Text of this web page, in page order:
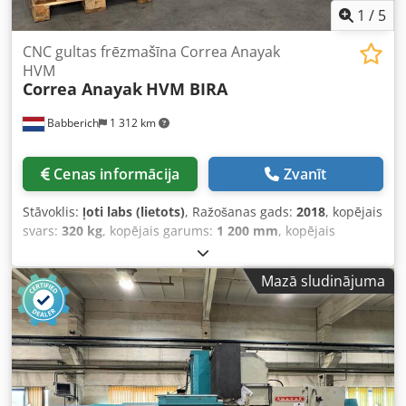
1 / 5
Babberich 1 312 km
CNC gultas frēzmašīna Correa Anayak
HVM
Correa Anayak HVM BIRA
Cenas informācija Zvanīt
Stāvoklis: ļoti labs (lietots), Ražošanas gads: 2018, kopējais
svars: 320 kg, kopējais garums: 1 200 mm, kopējais
, kopējais augstums:
frēzēšanas iekārta Correa Anayak - HVM BIRA MACH-ID
9374 Ražotājs: Correa Anayak Tips: HVM BIRA
Izgatavošanas gads: 2018 Vārpstas stiprinājums: ISO 50
(DIN 69871-B) Ievilktā skrūve saskaņā ar DIN 69872-B
Spiediena spēks: 1900 daN Automātiskā B ass, sadalījums
1,0° Automātiskā C ass, sadalījums 2,5° Jauda pie 60/100 %
darba cikla: 22/30 kW Apgriezienu diapazons: 60 – 3000
apgr./min Dcsdpfszcpg Dox Apajk 2 apgriezienu pakāpes
Mazā sludinājuma